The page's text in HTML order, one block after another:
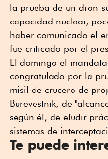
la prueba de un dron
capacidad nuclear,
haber comunicado el
fue criticado por el
El domingo el
congratulado por la
misil de crucero de
Burevestnik, de
según él, de eludir
sistemas de
Te puede